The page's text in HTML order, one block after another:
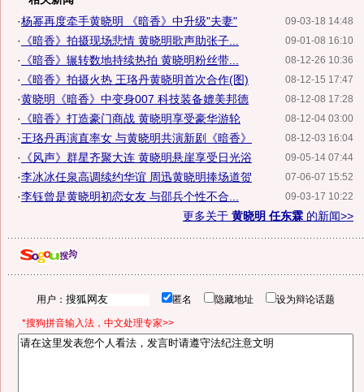
09-03-18 14:48
·杨幂再度牵手黄晓明 《暗香》中升级"夫妻"
09-01-08 16:10
· 《暗香》拍摄现场悲情 黄晓明歌声助张子...
08-12-26 10:36
· 《暗香》辗转数地持续热拍 黄晓明粉丝带...
08-12-15 17:47
· 《暗香》拍摄火热 王珞丹黄晓明首次合作(图)
08-12-08 17:28
·黄晓明《暗香》中变身007 科技装备媲美邦德
08-12-04 03:00
· 《暗香》打造豪门商战 黄晓明享受豪华游轮
08-12-03 16:04
·王珞丹再演直率女 与黄晓明共演新剧《暗香》
09-05-14 07:44
· 《风声》群星齐聚大连 黄晓明悬崖享受日光浴
07-06-07 15:52
·李冰冰任泉高调续约华谊 周迅黄晓明捧场道贺
09-03-17 10:22
·李钰曾是黄晓明初恋女友 与邵兵个性不合...
更多关于 黄晓明 任东霖 的新闻>>
用户： 匿名 隐藏地址 设为辩论话题
*搜狗拼音输入法，中文处理专家>>